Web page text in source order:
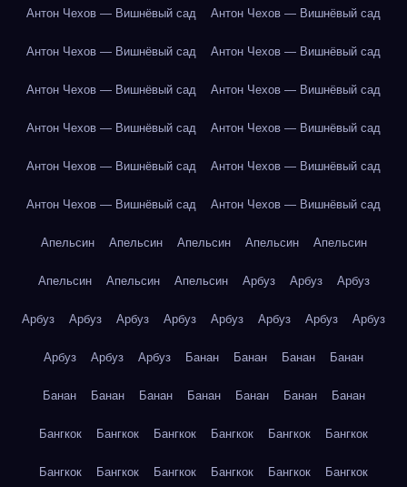
Антон Чехов — Вишнёвый сад Антон Чехов — Вишнёвый сад
Антон Чехов — Вишнёвый сад Антон Чехов — Вишнёвый сад
Антон Чехов — Вишнёвый сад Антон Чехов — Вишнёвый сад
Антон Чехов — Вишнёвый сад Антон Чехов — Вишнёвый сад
Антон Чехов — Вишнёвый сад Антон Чехов — Вишнёвый сад
Антон Чехов — Вишнёвый сад Антон Чехов — Вишнёвый сад
Апельсин Апельсин Апельсин Апельсин Апельсин
Апельсин Апельсин Апельсин Арбуз Арбуз Арбуз
Арбуз Арбуз Арбуз Арбуз Арбуз Арбуз Арбуз Арбуз
Арбуз Арбуз Арбуз Банан Банан Банан Банан
Банан Банан Банан Банан Банан Банан Банан
Бангкок Бангкок Бангкок Бангкок Бангкок Бангкок
Бангкок Бангкок Бангкок Бангкок Бангкок Бангкок